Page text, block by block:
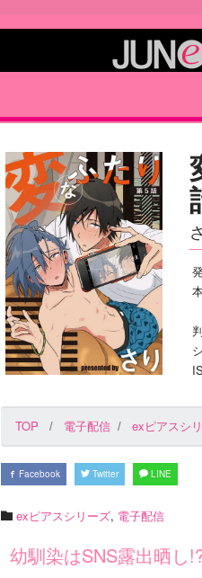
TOP 電子配信 exピアスシ
Facebook Twitter LINE
exピアスシリーズ, 電子配信
幼馴染はSNS露出晒し